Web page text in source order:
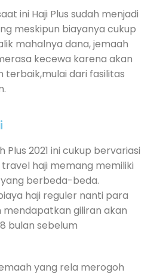
ini Haji Plus sudah menjadi
meskipun biayanya cukup
mahalnya dana, jemaah
kecewa karena akan
terbaik,mulai dari fasilitas
Plus 2021 ini cukup bervariasi
haji memang memiliki
berbeda-beda.
haji reguler nanti para
giliran akan
bulan sebelum
yang rela merogoh